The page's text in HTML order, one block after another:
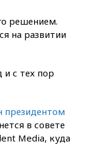
решением.
на развитии
и с тех пор
президентом
в совете
Media, куда